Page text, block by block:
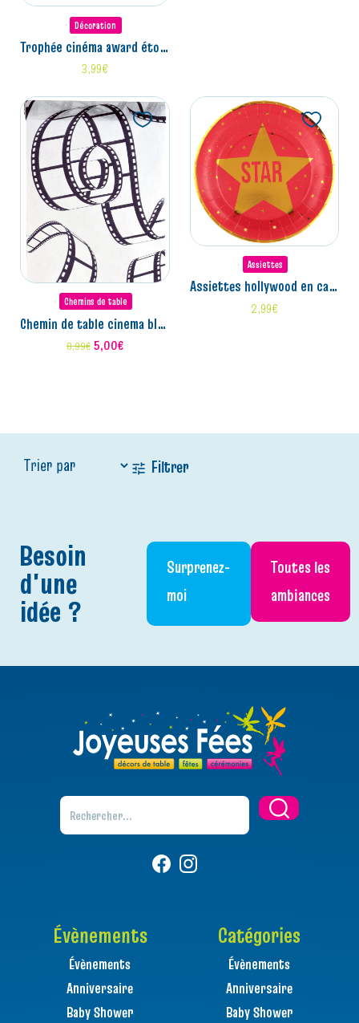
Décoration
trophée cinéma award étoile (22cm)
3,99€
Chemins de table
chemin de table cinema blanc (5m)
8,99€ 5,00€
Assiettes
assiettes hollywood en carton x10 (22.5cm)
2,99€
Filtrer
Besoin
d'une
idée ?
Explorateur Peachy
Surprenez-
moi
Toutes les
ambiances
Évènements
Évènements
Anniversaire
Baby Shower
Catégories
Évènements
Anniversaire
Baby Shower